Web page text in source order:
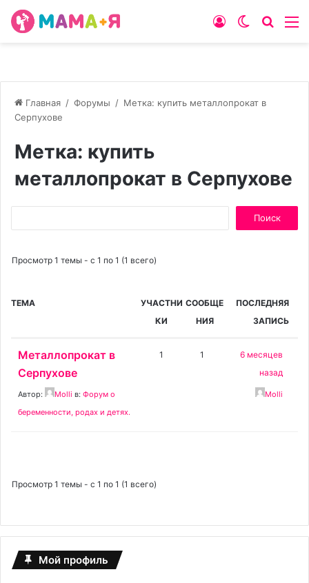
Switch
Войти
Главная / Форумы / Метка: купить металлопрокат в
Серпухове
Метка: купить
металлопрокат в Серпухове
Просмотр 1 темы - с 1 по 1 (1 всего)
ТЕМА
УЧАСТНИ
КИ
СООБЩЕ
НИЯ
ПОСЛЕДНЯЯ
ЗАПИСЬ
Металлопрокат в
Серпухове
Автор: Molli в: Форум о
беременности, родах и детях.
1 1
6 месяцев
назад
Molli
Просмотр 1 темы - с 1 по 1 (1 всего)
Мой профиль